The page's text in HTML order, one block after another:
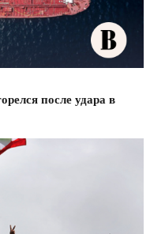
после удара в